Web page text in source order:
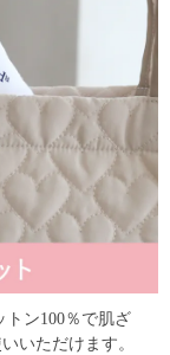
トン100％で肌ざ
いただけます。